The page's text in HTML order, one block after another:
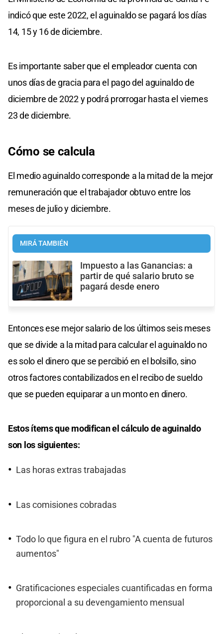
indicó que este 2022, el aguinaldo se pagará los días
14, 15 y 16 de diciembre.
Es importante saber que el empleador cuenta con
unos días de gracia para el pago del aguinaldo de
diciembre de 2022 y podrá prorrogar hasta el viernes
23 de diciembre.
Cómo se calcula
El medio aguinaldo corresponde a la mitad de la mejor
remuneración que el trabajador obtuvo entre los
meses de julio y diciembre.
MIRÁ TAMBIÉN
Impuesto a las Ganancias: a
partir de qué salario bruto se
pagará desde enero
Entonces ese mejor salario de los últimos seis meses
que se divide a la mitad para calcular el aguinaldo no
es solo el dinero que se percibió en el bolsillo, sino
otros factores contabilizados en el recibo de sueldo
que se pueden equiparar a un monto en dinero.
Estos ítems que modifican el cálculo de aguinaldo
son los siguientes:
Las horas extras trabajadas
Las comisiones cobradas
Todo lo que figura en el rubro "A cuenta de futuros
aumentos"
Gratificaciones especiales cuantificadas en forma
proporcional a su devengamiento mensual